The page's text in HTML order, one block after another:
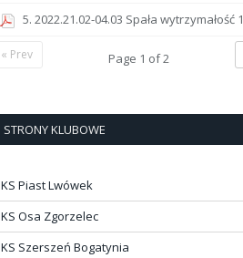
5. 2022.21.02-04.03 Spała wytrzymałość 1
Page 1 of2
« Prev
STRONY KLUBOWE
Piast Lwówek
Osa Zgorzelec
Szerszeń Bogatynia